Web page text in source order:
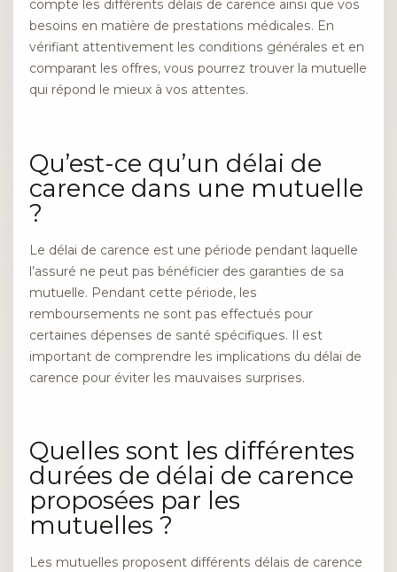
compte les différents délais de carence ainsi que vos
besoins en matière de prestations médicales. En
vérifiant attentivement les conditions générales et en
comparant les offres, vous pourrez trouver la mutuelle
qui répond le mieux à vos attentes.
Qu’est-ce qu’un délai de
carence dans une mutuelle
?
Le délai de carence est une période pendant laquelle
l’assuré ne peut pas bénéficier des garanties de sa
mutuelle. Pendant cette période, les
remboursements ne sont pas effectués pour
certaines dépenses de santé spécifiques. Il est
important de comprendre les implications du délai de
carence pour éviter les mauvaises surprises.
Quelles sont les différentes
durées de délai de carence
proposées par les
mutuelles ?
Les mutuelles proposent différents délais de carence